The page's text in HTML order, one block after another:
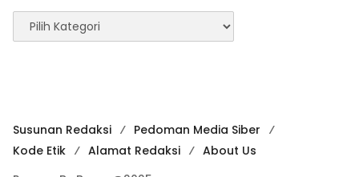
Pencarian
Susunan Redaksi
Pedoman Media Siber
Kode Etik
Alamat Redaksi
About Us